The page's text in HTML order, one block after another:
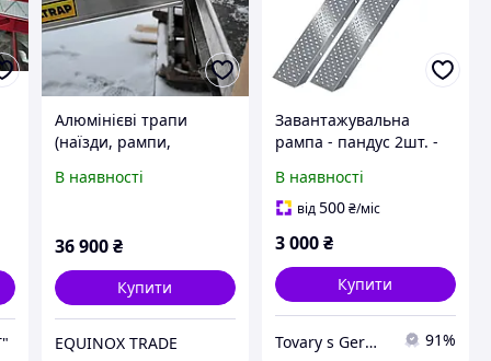
Алюмінієві трапи
(наїзди, рампи,
трапи для заїзду 2.5
В наявності
36 900 ₴
Купити
EQUINOX TRADE
Завантажувальна
рампа - пандус 2шт. -
В наявності
від500₴/міс
3 000₴
Купити
Tovary s Germanii 91%